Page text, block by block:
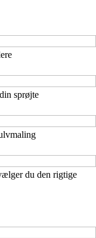
sprøjte
du den rigtige